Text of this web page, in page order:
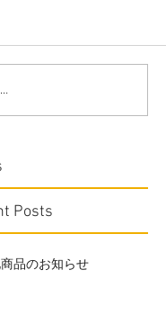
Posts
品のお知らせ